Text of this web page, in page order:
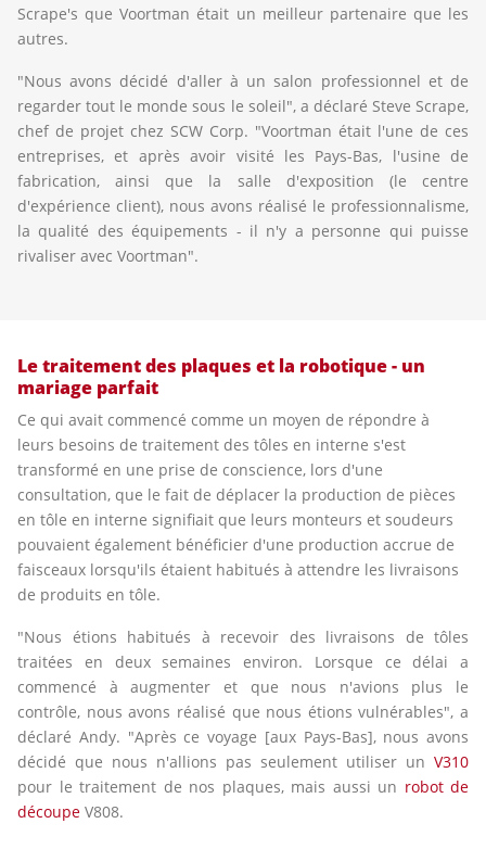
Scrape's que Voortman était un meilleur partenaire que les
autres.
"Nous avons décidé d'aller à un salon professionnel et de
regarder tout le monde sous le soleil", a déclaré Steve Scrape,
chef de projet chez SCW Corp. "Voortman était l'une de ces
entreprises, et après avoir visité les Pays-Bas, l'usine de
fabrication, ainsi que la salle d'exposition (le centre
d'expérience client), nous avons réalisé le professionnalisme,
la qualité des équipements - il n'y a personne qui puisse
rivaliser avec Voortman".
Le traitement des plaques et la robotique - un
mariage parfait
Ce qui avait commencé comme un moyen de répondre à
leurs besoins de traitement des tôles en interne s'est
transformé en une prise de conscience, lors d'une
consultation, que le fait de déplacer la production de pièces
en tôle en interne signifiait que leurs monteurs et soudeurs
pouvaient également bénéficier d'une production accrue de
faisceaux lorsqu'ils étaient habitués à attendre les livraisons
de produits en tôle.
"Nous étions habitués à recevoir des livraisons de tôles
traitées en deux semaines environ. Lorsque ce délai a
commencé à augmenter et que nous n'avions plus le
contrôle, nous avons réalisé que nous étions vulnérables", a
déclaré Andy. "Après ce voyage [aux Pays-Bas], nous avons
décidé que nous n'allions pas seulement utiliser un V310
pour le traitement de nos plaques, mais aussi un robot de
découpe V808.